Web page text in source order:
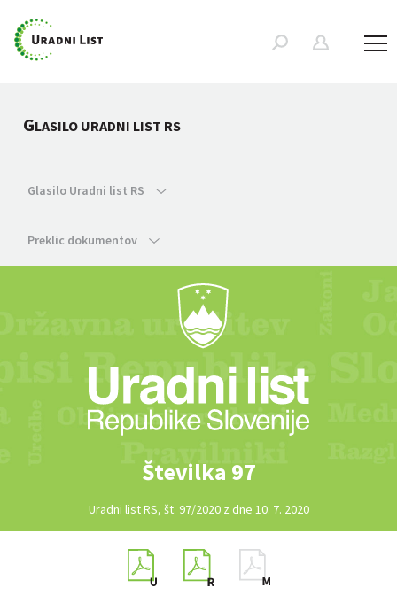
GLASILO URADNI LIST RS
Glasilo Uradni list RS
Preklic dokumentov
Številka 97
Uradni list RS, št. 97/2020 z dne 10. 7. 2020